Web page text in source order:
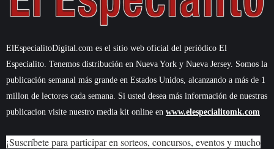
ElEspecialitoDigital.com es el sitio web oficial del periódico El
Especialito. Tenemos distribución en Nueva York y Nueva Jersey. Somos la
publicación semanal más grande en Estados Unidos, alcanzando a más de 1
millon de lectores cada semana. Si usted desea más información de nuestras
publicacion visite nuestro media kit online en www.elespecialitomk.com
¡Suscríbete para participar en sorteos, concursos, eventos y mucho